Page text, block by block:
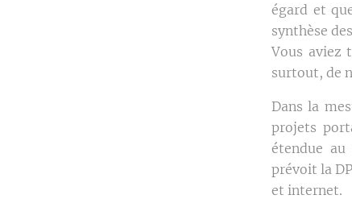
égard et
synthèse
Vous aviez
surtout, de
Dans la
projets
étendue
prévoit la
et internet.